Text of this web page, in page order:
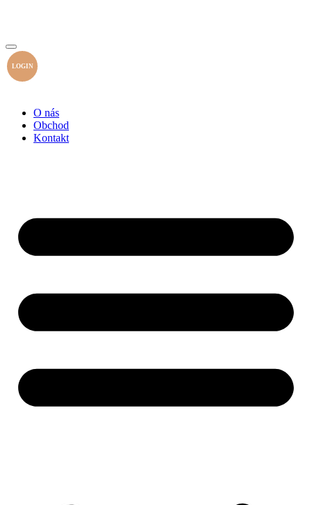
LOGIN
O nás
Obchod
Kontakt